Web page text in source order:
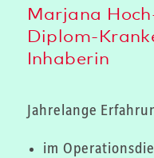
Marjana
Diplom-
Inhaberin
Jahrelange
im